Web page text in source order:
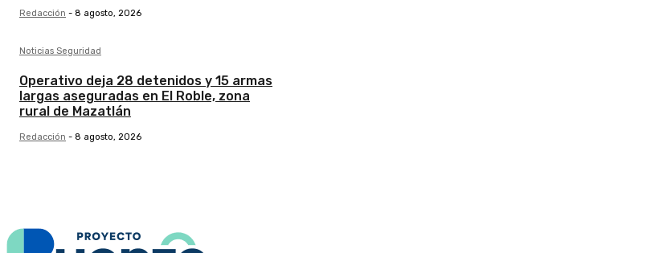
Redacción - 8 agosto, 2026
Noticias Seguridad
Operativo deja 28 detenidos y 15 armas
largas aseguradas en El Roble, zona
rural de Mazatlán
Redacción - 8 agosto, 2026